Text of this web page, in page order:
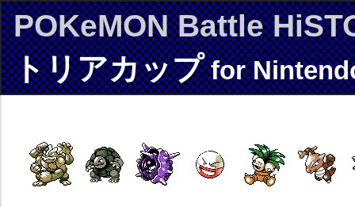
POKeMON Battle
トリアカップfor